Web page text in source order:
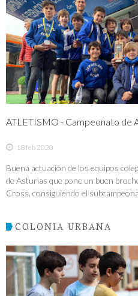
ATLETISMO - Campeonato de
18 feb 2020
Buena actuación de los equipos
de Asturias que pone un buen
Cross, consiguiendo el
COLONIA URBANA